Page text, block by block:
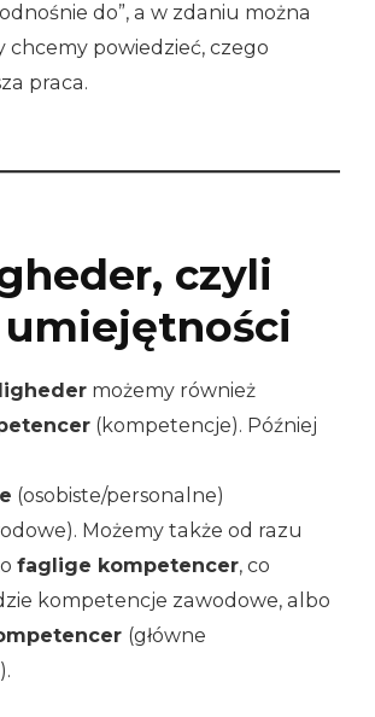
do”, a w zdaniu można
chcemy powiedzieć, czego
praca.
czyli
umiejętności
możemy również
(kompetencje). Później
(osobiste/personalne)
Możemy także od razu
faglige kompetencer, co
kompetencje zawodowe, albo
(główne